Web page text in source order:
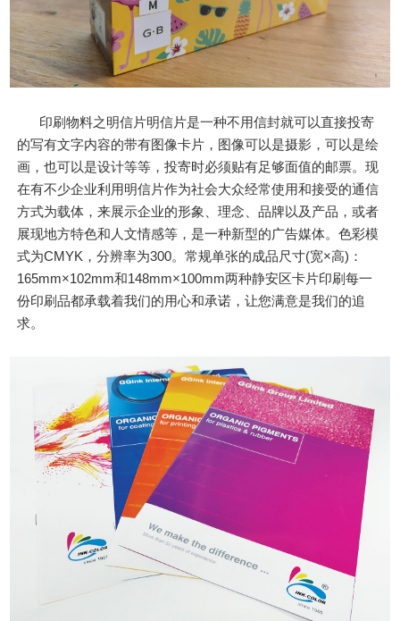
印刷物料之明信片明信片是一种不用信封就可以直接投寄
的写有文字内容的带有图像卡片，图像可以是摄影，可以是绘
画，也可以是设计等等，投寄时必须贴有足够面值的邮票。现
在有不少企业利用明信片作为社会大众经常使用和接受的通信
方式为载体，来展示企业的形象、理念、品牌以及产品，或者
展现地方特色和人文情感等，是一种新型的广告媒体。色彩模
式为CMYK，分辨率为300。常规单张的成品尺寸(宽×高)：
165mm×102mm和148mm×100mm两种静安区卡片印刷每一
份印刷品都承载着我们的用心和承诺，让您满意是我们的追
求。